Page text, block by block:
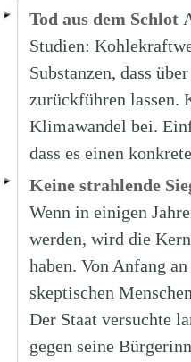
Tod aus dem Schlot
Studien:
Substanzen, dass
zurückführen lassen.
Klimawandel bei.
dass es einen
Keine strahlende
Wenn in einigen
werden, wird die
haben. Von Anfang
skeptischen
Der Staat versuchte
gegen seine